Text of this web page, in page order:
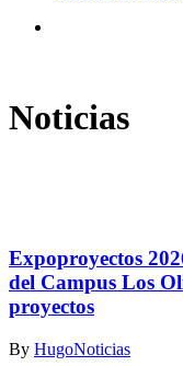
Noticias
Expoproyectos
del Campus Los
proyectos
By HugoNoticias